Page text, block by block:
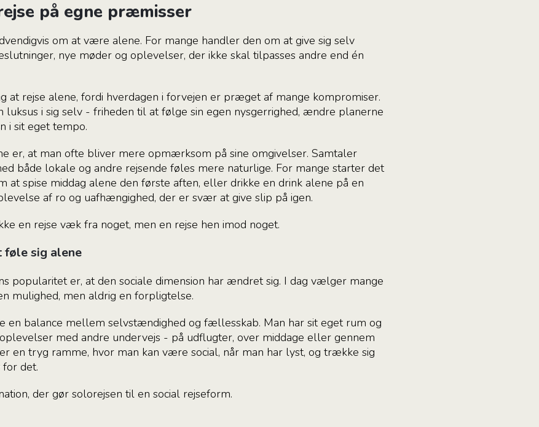
på egne præmisser
om at være alene. For mange handler den om at give sig selv
nye møder og oplevelser, der ikke skal tilpasses andre end én
at rejse alene, fordi hverdagen i forvejen er præget af mange kompromiser.
luksus i sig selv - friheden til at følge sin egen nysgerrighed, ændre planerne
i sit eget tempo.
er, at man ofte bliver mere opmærksom på sine omgivelser. Samtaler
både lokale og andre rejsende føles mere naturlige. For mange starter det
at spise middag alene den første aften, eller drikke en drink alene på en
af ro og uafhængighed, der er svær at give slip på igen.
en rejse væk fra noget, men en rejse hen imod noget.
føle sig alene
popularitet er, at den sociale dimension har ændret sig. I dag vælger mange
mulighed, men aldrig en forpligtelse.
en balance mellem selvstændighed og fællesskab. Man har sit eget rum og
med andre undervejs - på udflugter, over middage eller gennem
en tryg ramme, hvor man kan være social, når man har lyst, og trække sig
det.
der gør solorejsen til en social rejseform.